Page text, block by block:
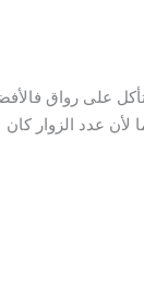
على رواق
عدد الزوار كان